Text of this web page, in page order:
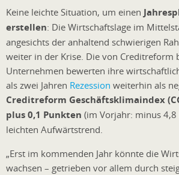
Keine leichte Situation, um einen
erstellen: Die Wirtschaftslage im
angesichts der anhaltend schwierigen
weiter in der Krise. Die von Creditreform
Unternehmen bewerten ihre
als zwei Jahren Rezession weiterhin als
Creditreform Geschäftsklimaindex
plus 0,1 Punkten (im Vorjahr: minus 4,8
leichten Aufwärtstrend.
„Erst im kommenden Jahr könnte die
wachsen – getrieben vor allem durch